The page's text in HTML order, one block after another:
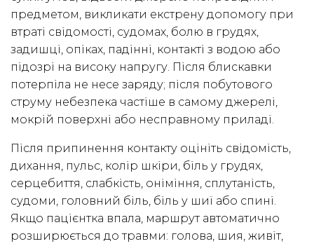
предметом, викликати екстрену допомогу при
втраті свідомості, судомах, болю в грудях,
задишці, опіках, падінні, контакті з водою або
підозрі на високу напругу. Після блискавки
потерпіла не несе заряду; після побутового
струму небезпека частіше в самому джерелі,
мокрій поверхні або несправному приладі.
Після припинення контакту оцініть свідомість,
дихання, пульс, колір шкіри, біль у грудях,
серцебиття, слабкість, оніміння, сплутаність,
судоми, головний біль, біль у шиї або спині.
Якщо пацієнтка впала, маршрут автоматично
розширюється до травми: голова, шия, живіт,